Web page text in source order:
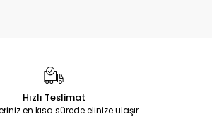
Hızlı Teslimat
en kısa sürede elinize ulaşır.